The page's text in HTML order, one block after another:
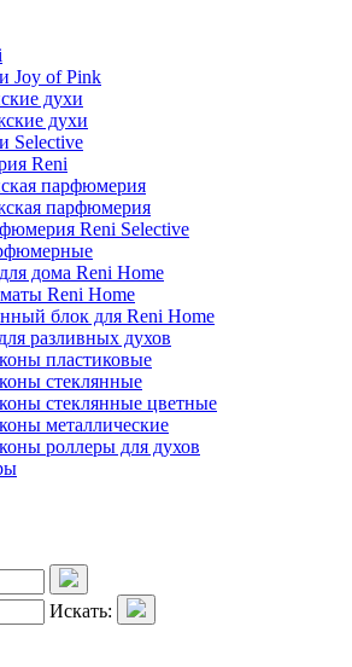
Joy of Pink
духи
духи
Selective
Reni
парфюмерия
парфюмерия
Reni Selective
дома Reni Home
Reni Home
блок для Reni Home
разливных духов
пластиковые
стеклянные
стеклянные цветные
металлические
роллеры для духов
Искать: